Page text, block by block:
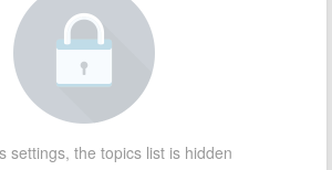
settings, the topics list is hidden